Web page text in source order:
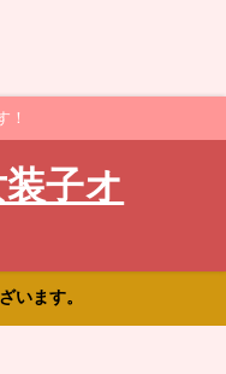
！
子オ
います。